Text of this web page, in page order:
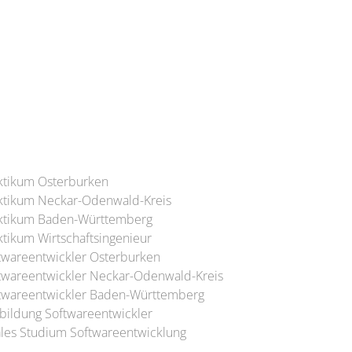
Osterburken
Neckar-Odenwald-Kreis
Baden-Württemberg
Wirtschaftsingenieur
Osterburken
Neckar-Odenwald-Kreis
Baden-Württemberg
Softwareentwickler
Studium Softwareentwicklung